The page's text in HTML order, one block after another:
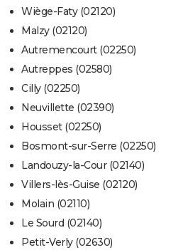
Wiège-Faty (02120)
Malzy (02120)
Autremencourt (02250)
Autreppes (02580)
Cilly (02250)
Neuvillette (02390)
Housset (02250)
Bosmont-sur-Serre (02250)
Landouzy-la-Cour (02140)
Villers-lès-Guise (02120)
Molain (02110)
Le Sourd (02140)
Petit-Verly (02630)